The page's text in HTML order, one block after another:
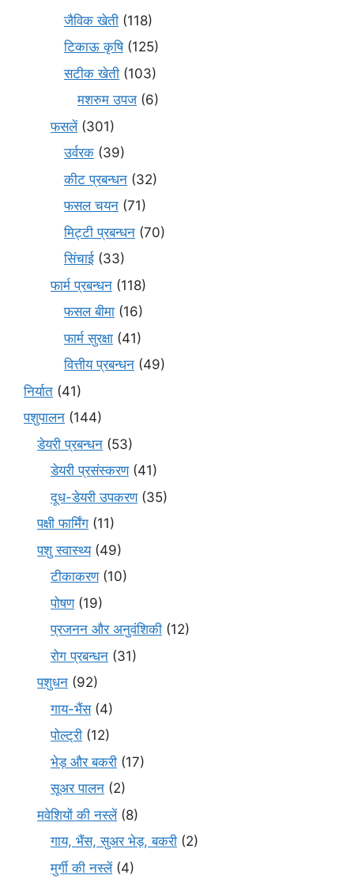
जैविक खेती (118)
टिकाऊ कृषि(125)
सटीक खेती (103)
मशरुम उपज (6)
फसलें(301)
उर्वरक (39)
कीट प्रबन्धन (32)
फसल चयन (71)
मि‌ट्टी प्रबन्धन (70)
सिंचाई (33)
फार्म प्रबन्धन (118)
फसल बीमा (16)
फार्म सुरक्षा (41)
वित्तीय प्रबन्धन (49)
निर्यात (41)
पशुपालन (144)
डेयरी प्रबन्धन (53)
डेयरी प्रसंस्करण(41)
दूध-डेयरी उपकरण(35)
पक्षी फार्मिंग (11)
पशु स्वास्थ्य(49)
टीकाकरण(10)
पोषण(19)
प्रजनन और अनुवंशिकी (12)
रोग प्रबन्धन (31)
पशुधन (92)
गाय-भैंस(4)
पोल्ट्री (12)
भेड़ और बकरी (17)
सूअर पालन (2)
मवेशियों की नस्लें(8)
गाय, भैंस, सुअर भेड़, बकरी (2)
मुर्गी की नस्लें(4)